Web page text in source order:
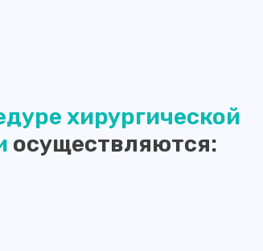
хирургической
осуществляются: